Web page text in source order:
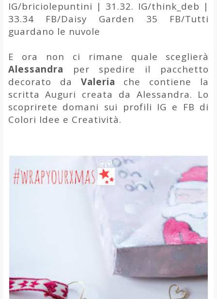
IG/briciolepuntini | 31.32. IG/think_deb |
33.34 FB/Daisy Garden 35 FB/Tutti
guardano le nuvole
E ora non ci rimane quale sceglierà
Alessandra per spedire il pacchetto
decorato da Valeria che contiene la
scritta Auguri creata da Alessandra. Lo
scoprirete domani sui profili IG e FB di
Colori Idee e Creatività.